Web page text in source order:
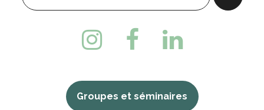
Groupes et séminaires